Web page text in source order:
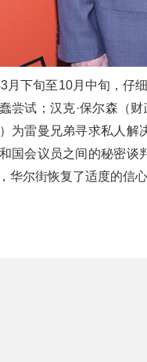
月下旬至10月中旬，仔
尝试；汉克·保尔森（
为雷曼兄弟寻求私人解
国会议员之间的秘密
华尔街恢复了适度的信